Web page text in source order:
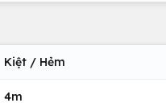
Kiệt / Hẻm
4m